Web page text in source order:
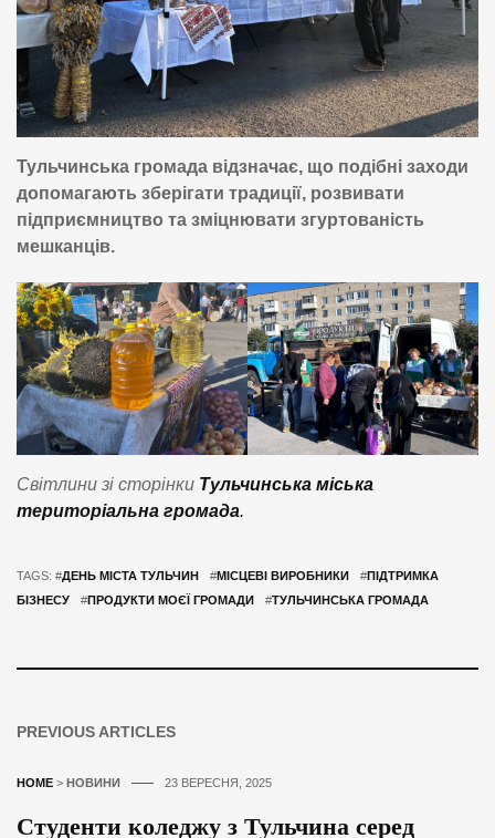
Тульчинська громада відзначає, що подібні заходи
допомагають зберігати традиції, розвивати
підприємництво та зміцнювати згуртованість
мешканців.
Світлини зі сторінки Тульчинська міська
територіальна громада.
TAGS: #ДЕНЬ МІСТА ТУЛЬЧИН #МІСЦЕВІ ВИРОБНИКИ #ПІДТРИМКА
БІЗНЕСУ
#ПРОДУКТИ МОЄЇ ГРОМАДИ #ТУЛЬЧИНСЬКА ГРОМАДА
PREVIOUS ARTICLES
HOME > НОВИНИ 23 ВЕРЕСНЯ, 2025
Студенти коледжу з Тульчина серед